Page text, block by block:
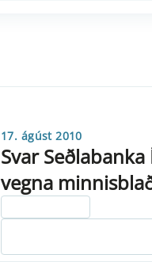
17. ágúst 2010
Svar
vegna